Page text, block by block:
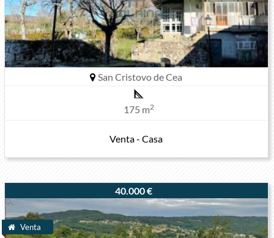
San Cristovo de Cea
175 m2
Venta - Casa
Venta
40.000 €